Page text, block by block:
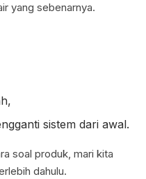
yang sebenarnya.
sistem dari awal.
soal produk, mari kita
dahulu.